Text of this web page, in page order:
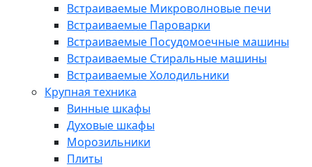
Встраиваемые Микроволновые печи
Встраиваемые Пароварки
Встраиваемые Посудомоечные машины
Встраиваемые Стиральные машины
Встраиваемые Холодильники
Крупная техника
Винные шкафы
Духовые шкафы
Морозильники
Плиты